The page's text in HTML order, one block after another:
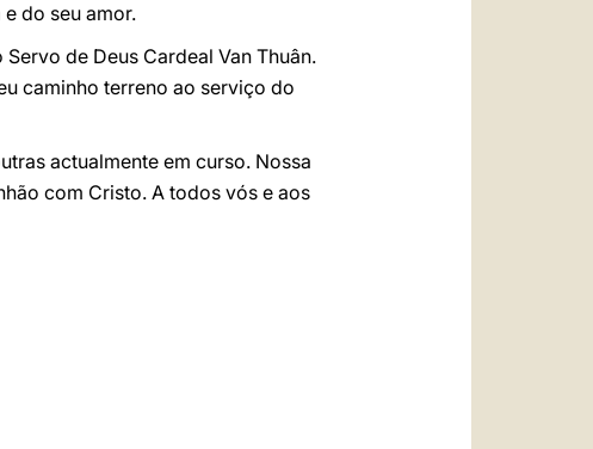
do seu amor.
de Deus Cardeal Van Thuân.
caminho terreno ao serviço do
actualmente em curso. Nossa
com Cristo. A todos vós e aos